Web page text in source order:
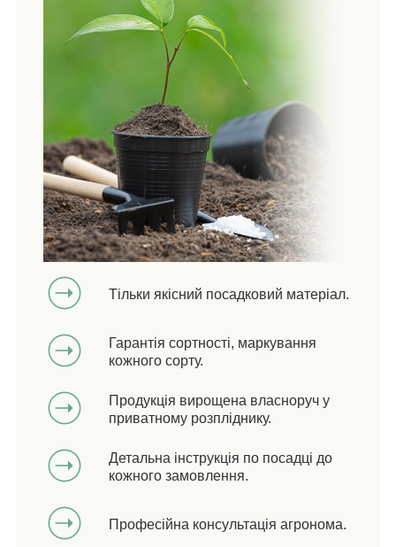
Тільки якісний посадковий матеріал.
Гарантія сортності, маркування
кожного сорту.
Продукція вирощена власноруч у
приватному розпліднику.
Детальна інструкція по посадці до
кожного замовлення.
Професійна консультація агронома.